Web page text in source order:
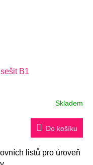
B1
Skladem
Do košíku
listů pro úroveň